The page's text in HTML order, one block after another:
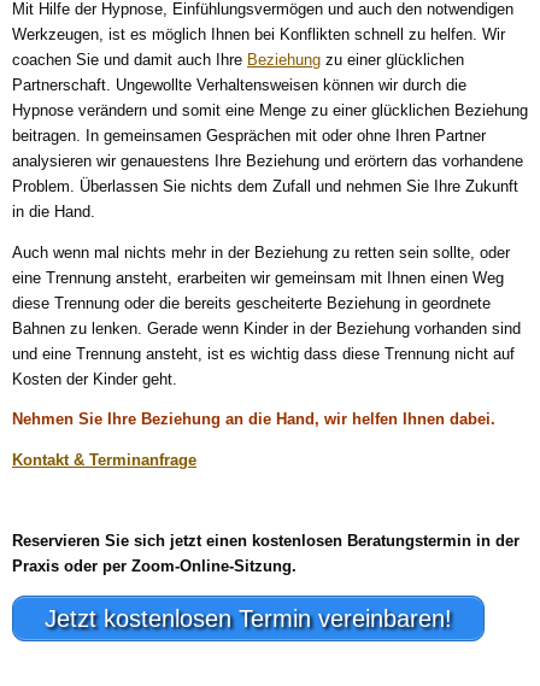
Mit Hilfe der Hypnose, Einfühlungsvermögen und auch den notwendigen
Werkzeugen, ist es möglich Ihnen bei Konflikten schnell zu helfen. Wir
coachen Sie und damit auch Ihre Beziehung zu einer glücklichen
Partnerschaft. Ungewollte Verhaltensweisen können wir durch die
Hypnose verändern und somit eine Menge zu einer glücklichen Beziehung
beitragen. In gemeinsamen Gesprächen mit oder ohne Ihren Partner
analysieren wir genauestens Ihre Beziehung und erörtern das vorhandene
Problem. Überlassen Sie nichts dem Zufall und nehmen Sie Ihre Zukunft
in die Hand.
Auch wenn mal nichts mehr in der Beziehung zu retten sein sollte, oder
eine Trennung ansteht, erarbeiten wir gemeinsam mit Ihnen einen Weg
diese Trennung oder die bereits gescheiterte Beziehung in geordnete
Bahnen zu lenken. Gerade wenn Kinder in der Beziehung vorhanden sind
und eine Trennung ansteht, ist es wichtig dass diese Trennung nicht auf
Kosten der Kinder geht.
Nehmen Sie Ihre Beziehung an die Hand, wir helfen Ihnen dabei.
Kontakt & Terminanfrage
Reservieren Sie sich jetzt einen kostenlosen Beratungstermin in der
Praxis oder per Zoom-Online-Sitzung.
Jetzt kostenlosen Termin vereinbaren!